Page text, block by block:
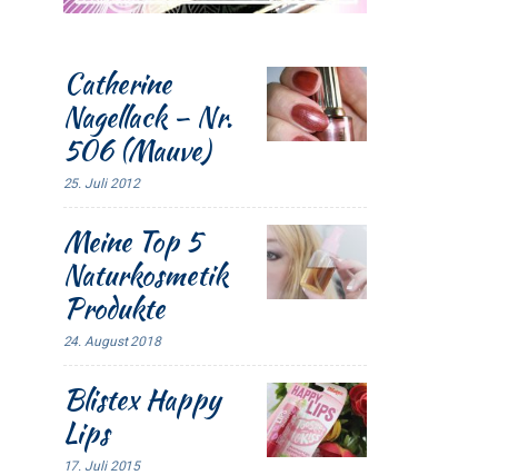
Catherine
Nagellack – Nr.
506 (Mauve)
25. Juli 2012
Meine Top 5
Naturkosmetik
Produkte
24. August 2018
Blistex Happy
Lips
17. Juli 2015